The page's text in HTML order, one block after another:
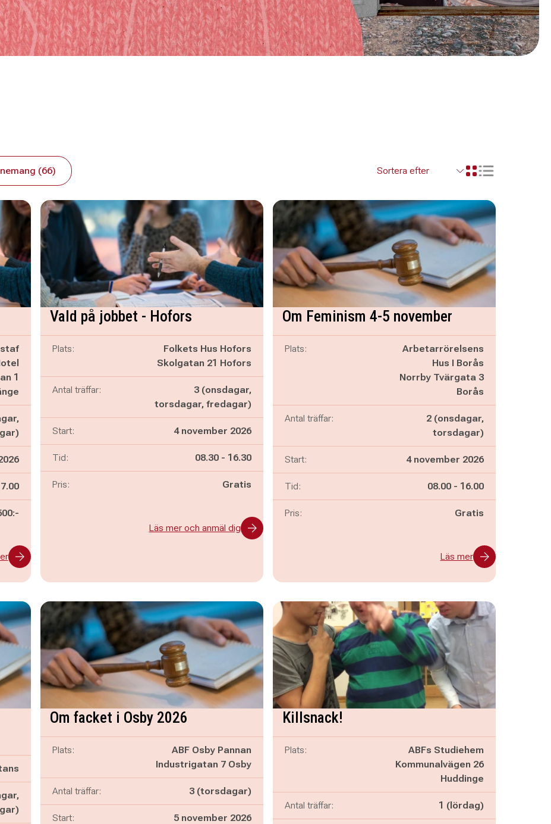
(66) Visa resultaten i ett
Visa resultaten
1
Vald på jobbet - Hofors
Plats:
Folkets Hus Hofors
Skolgatan 21 Hofors
Antal träffar:
3 (onsdagar,
torsdagar, fredagar)
Start: 4 november 2026
Tid: Pågår mellan
08.30 - och
16.30
Pris: Gratis
Läs mer och anmäl dig
Om Feminism 4-5 november
Plats:
Arbetarrörelsens
Hus I Borås
Norrby Tvärgata 3
Borås
Antal träffar:
2 (onsdagar,
torsdagar)
Start: 4 november 2026
Tid: Pågår mellan
08.00 - och
16.00
Pris: Gratis
Läs mer
Om facket i Osby 2026
Plats:
ABF Osby Pannan
Industrigatan 7 Osby
Antal träffar: 3 (torsdagar)
Start: 5 november 2026
Killsnack!
Plats:
ABFs Studiehem
Kommunalvägen 26
Huddinge
Antal träffar: 1 (lördag)